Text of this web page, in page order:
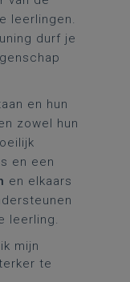
leerlingen.
durf je
en hun
zowel hun
en een
en elkaars
leerling.
mijn
te